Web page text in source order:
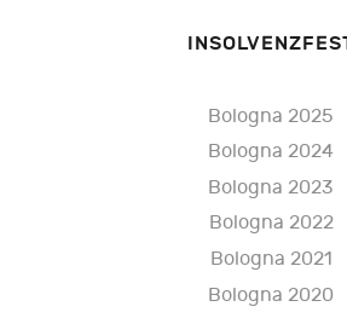
Bologna 2025
Bologna 2024
Bologna 2023
Bologna 2022
Bologna 2021
Bologna 2020